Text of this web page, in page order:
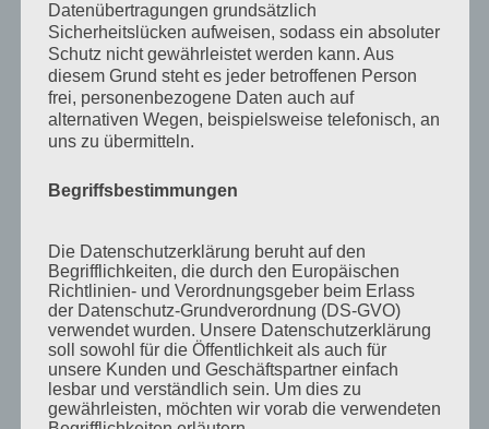
Juni 2019
April 2019
November 2018
Oktober 2018
Juli 2018
April 2018
August 2017
Juli 2017
Juni 2017
August 2016
Datenübertragungen grundsätzlich
Sicherheitslücken aufweisen, sodass ein absoluter
Schutz nicht gewährleistet werden kann. Aus
diesem Grund steht es jeder betroffenen Person
frei, personenbezogene Daten auch auf
alternativen Wegen, beispielsweise telefonisch, an
uns zu übermitteln.
Begriffsbestimmungen
Die Datenschutzerklärung beruht auf den
Begrifflichkeiten, die durch den Europäischen
Richtlinien- und Verordnungsgeber beim Erlass
der Datenschutz-Grundverordnung (DS-GVO)
verwendet wurden. Unsere Datenschutzerklärung
soll sowohl für die Öffentlichkeit als auch für
unsere Kunden und Geschäftspartner einfach
lesbar und verständlich sein. Um dies zu
gewährleisten, möchten wir vorab die verwendeten